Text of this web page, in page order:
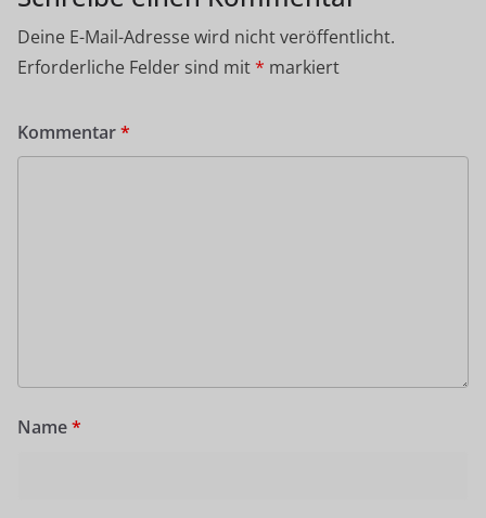
Deine E-Mail-Adresse wird nicht veröffentlicht.
Erforderliche Felder sind mit* markiert
Kommentar*
Name*